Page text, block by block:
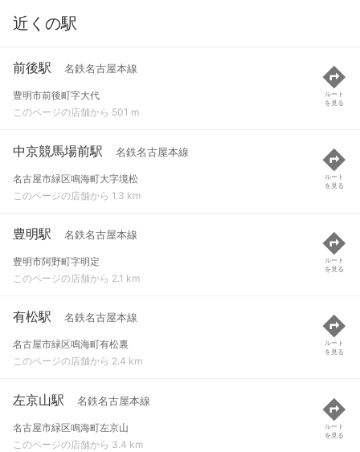
近くの駅
前後駅 名鉄名古屋本線
豊明市前後町字大代
このページの店舗から 501 m
ルート
を見る
中京競馬場前駅 名鉄名古屋本線
名古屋市緑区鳴海町大字境松
このページの店舗から 1.3 km
ルート
を見る
豊明駅 名鉄名古屋本線
豊明市阿野町字明定
このページの店舗から 2.1 km
ルート
を見る
有松駅 名鉄名古屋本線
名古屋市緑区鳴海町有松裏
このページの店舗から 2.4 km
ルート
を見る
左京山駅 名鉄名古屋本線
名古屋市緑区鳴海町左京山
このページの店舗から 3.4 km
ルート
を見る